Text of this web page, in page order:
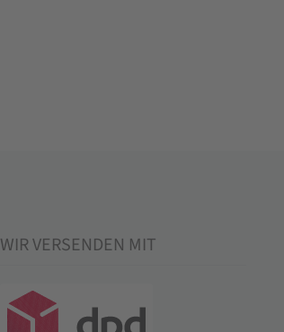
WIR VERSENDEN MIT